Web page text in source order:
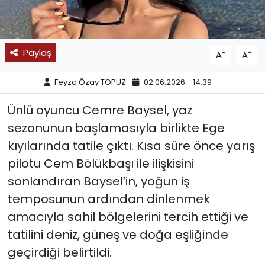
Paylaş A- A+
Feyza Özay TOPUZ 02.06.2026 - 14:39
Ünlü oyuncu Cemre Baysel, yaz
sezonunun başlamasıyla birlikte Ege
kıyılarında tatile çıktı. Kısa süre önce yarış
pilotu Cem Bölükbaşı ile ilişkisini
sonlandıran Baysel’in, yoğun iş
temposunun ardından dinlenmek
amacıyla sahil bölgelerini tercih ettiği ve
tatilini deniz, güneş ve doğa eşliğinde
geçirdiği belirtildi.
11:11 MANŞET